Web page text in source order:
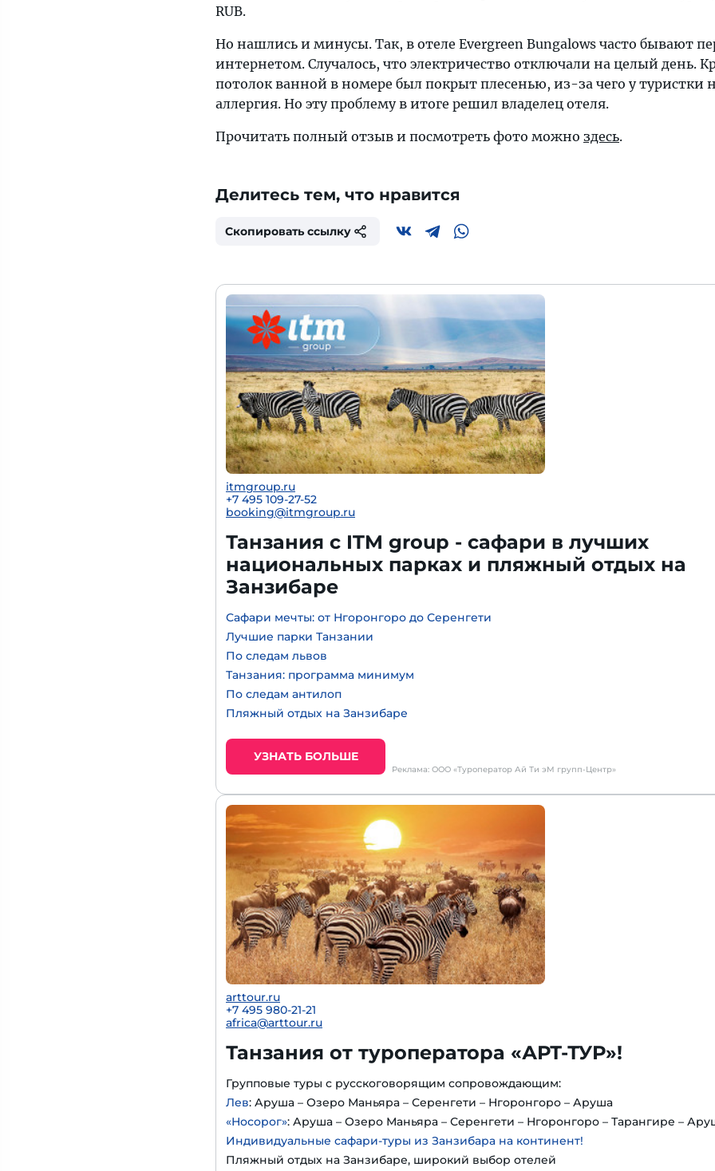
RUB.
Но нашлись и минусы. Так, в отеле Evergreen Bungalows часто бывают
интернетом. Случалось, что электричество отключали на целый день.
потолок ванной в номере был покрыт плесенью, из-за чего у туристки
аллергия. Но эту проблему в итоге решил владелец отеля.
Прочитать полный отзыв и посмотреть фото можно здесь.
Делитесь тем, что нравится
Скопировать ссылку
itmgroup.ru
+7 495 109-27-52
booking@itmgroup.ru
Танзания с ITM group - сафари в лучших
национальных парках и пляжный отдых на
Занзибаре
Сафари мечты: от Нгоронгоро до Серенгети
Лучшие парки Танзании
По следам львов
Танзания: программа минимум
По следам антилоп
Пляжный отдых на Занзибаре
УЗНАТЬ БОЛЬШЕ
Реклама: ООО «Туроператор Ай Ти эМ групп-Центр»
arttour.ru
+7 495 980-21-21
africa@arttour.ru
Танзания от туроператора «АРТ-ТУР»!
Групповые туры с русскоговорящим сопровождающим:
Лев: Аруша – Озеро Маньяра – Серенгети – Нгоронгоро – Аруша
«Носорог»: Аруша – Озеро Маньяра – Серенгети – Нгоронгоро – Тарангире –
Индивидуальные сафари-туры из Занзибара на континент!
Пляжный отдых на Занзибаре, широкий выбор отелей